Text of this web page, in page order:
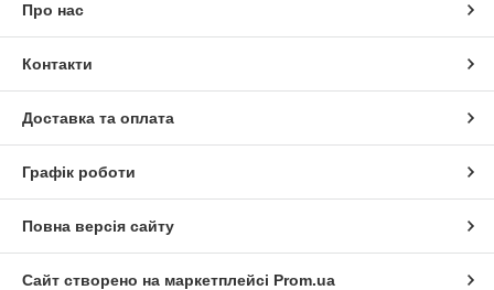
Про нас
Контакти
Доставка та оплата
Графік роботи
Повна версія сайту
Сайт створено на маркетплейсі Prom.ua